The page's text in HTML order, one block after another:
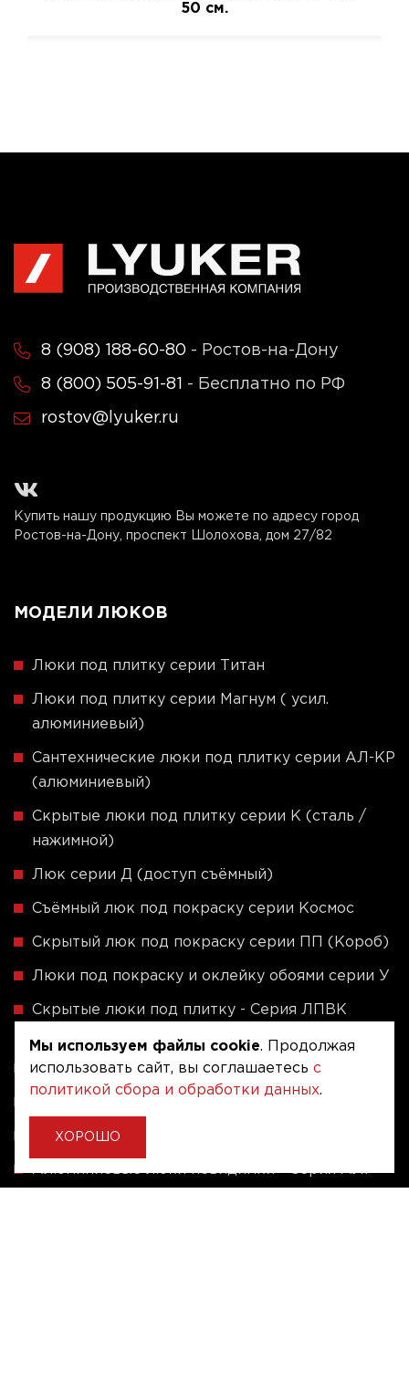
50 см.
8 (908) 188-60-80 - Ростов-на-Дону
8 (800) 505-91-81 - Бесплатно по РФ
rostov@lyuker.ru
Купить нашу продукцию Вы можете по адресу город
Ростов-на-Дону, проспект Шолохова, дом 27/82
МОДЕЛИ ЛЮКОВ
Люки под плитку серии Титан
Люки под плитку серии Магнум ( усил.
алюминиевый)
Сантехнические люки под плитку серии АЛ-КР
(алюминиевый)
Скрытые люки под плитку серии K (сталь /
нажимной)
Люк серии Д (доступ съёмный)
Съёмный люк под покраску серии Космос
Скрытый люк под покраску серии ПП (Короб)
Люки под покраску и оклейку обоями серии У
Скрытые люки под плитку - Серия ЛПВК
Ревизионные люки серии A (сталь / присоска)
Рассчитать люк по индивидуальным размерам
Алюминиевые люки невидимки - Серия АЛР
Мы используем файлы cookie. Продолжая
использовать сайт, вы соглашаетесь с
политикой сбора и обработки данных.
ХОРОШО